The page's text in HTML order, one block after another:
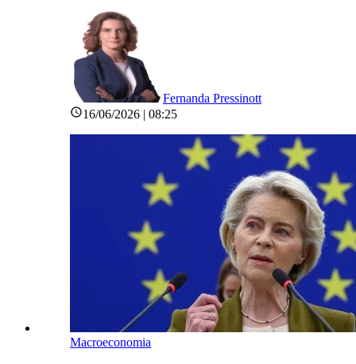
Fernanda Pressinott
16/06/2026 | 08:25
Macroeconomia